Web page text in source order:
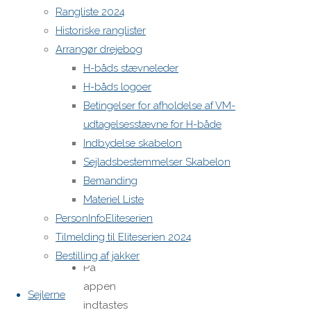
Rangliste 2024
Historiske ranglister
Arrangør drejebog
H-båds stævneleder
H-båds logoer
Betingelser for afholdelse af VM-
udtagelsesstævne for H-både
Indbydelse skabelon
Sejladsbestemmelser Skabelon
Bemanding
Materiel Liste
PersonInfoEliteserien
Tilmelding til Eliteserien 2024
Bestilling af jakker
Sejlerne
Hvordan
virker
det
Alle
deltager
skal
hente
appen
Raceq
til
apple
eller
android
På
appen
indtastes